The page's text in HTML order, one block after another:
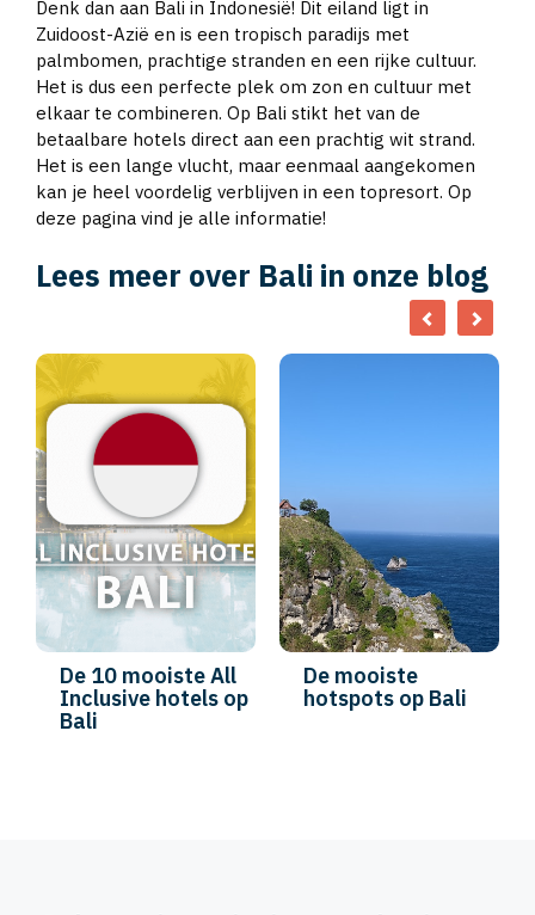
Denk dan aan Bali in Indonesië! Dit eiland ligt in
Zuidoost-Azië en is een tropisch paradijs met
palmbomen, prachtige stranden en een rijke cultuur.
Het is dus een perfecte plek om zon en cultuur met
elkaar te combineren. Op Bali stikt het van de
betaalbare hotels direct aan een prachtig wit strand.
Het is een lange vlucht, maar eenmaal aangekomen
kan je heel voordelig verblijven in een topresort. Op
deze pagina vind je alle informatie!
Lees meer over Bali in onze blog
De 10 mooiste All
Inclusive hotels op
Bali
De mooiste
hotspots op Bali